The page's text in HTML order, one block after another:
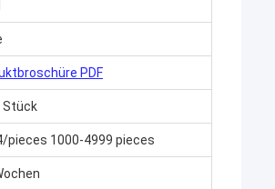
PDF
Stück
pieces 1000-4999 pieces